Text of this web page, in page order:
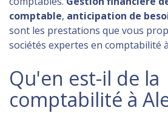
comptable, anticipation de
sont les prestations que vous
sociétés expertes en comptabilité
Qu'en est-il de la
comptabilité à